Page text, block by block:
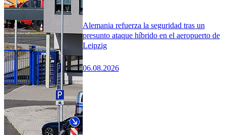
Alemania refuerza la seguridad tras un
presunto ataque híbrido en el aeropuerto de
Leipzig
06.08.2026